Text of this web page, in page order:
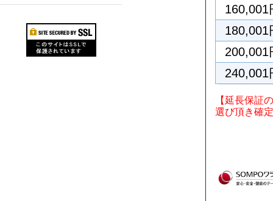
160,001
180,001
200,001
240,001
【延長保証
選び頂き確